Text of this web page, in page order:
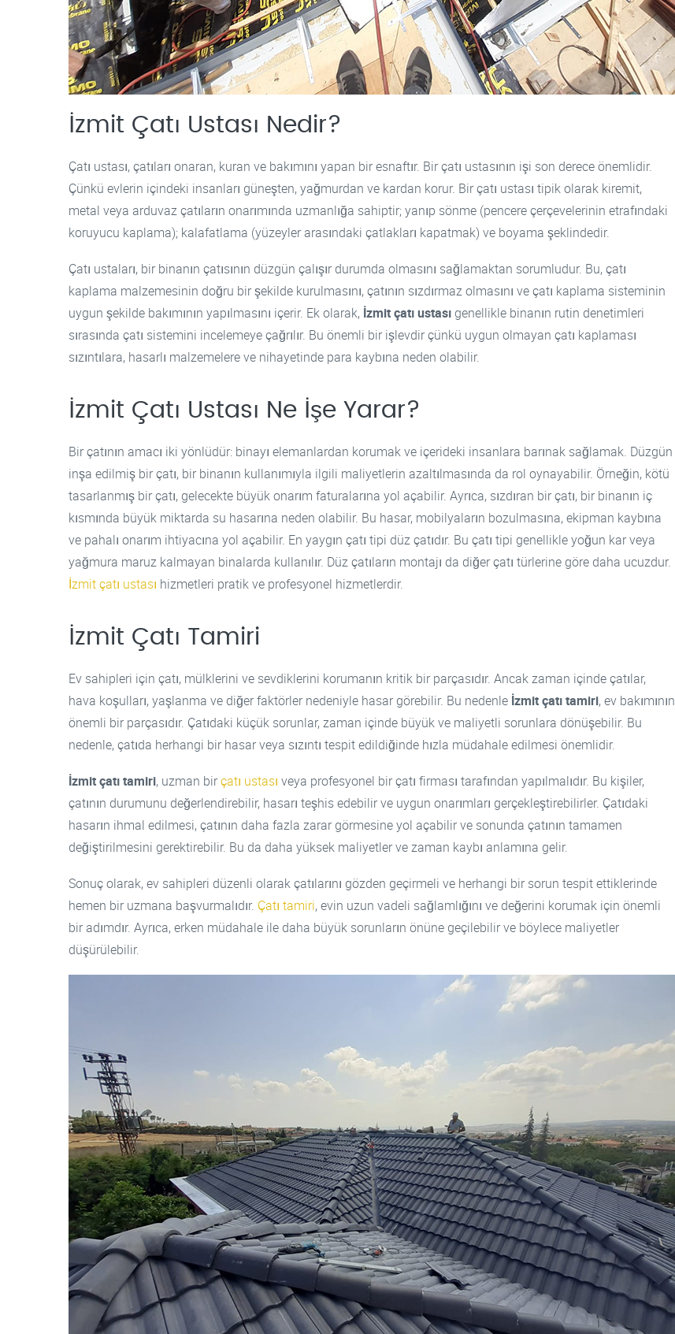
İzmit Çatı Ustası Nedir?
Çatı ustası, çatıları onaran, kuran ve bakımını yapan bir esnaftır. Bir çatı ustasının işi son derece önemlidir.
Çünkü evlerin içindeki insanları güneşten, yağmurdan ve kardan korur. Bir çatı ustası tipik olarak kiremit,
metal veya arduvaz çatıların onarımında uzmanlığa sahiptir; yanıp sönme (pencere çerçevelerinin etrafındaki
koruyucu kaplama); kalafatlama (yüzeyler arasındaki çatlakları kapatmak) ve boyama şeklindedir.
Çatı ustaları, bir binanın çatısının düzgün çalışır durumda olmasını sağlamaktan sorumludur. Bu, çatı
kaplama malzemesinin doğru bir şekilde kurulmasını, çatının sızdırmaz olmasını ve çatı kaplama sisteminin
uygun şekilde bakımının yapılmasını içerir. Ek olarak, İzmit çatı ustası genellikle binanın rutin denetimleri
sırasında çatı sistemini incelemeye çağrılır. Bu önemli bir işlevdir çünkü uygun olmayan çatı kaplaması
sızıntılara, hasarlı malzemelere ve nihayetinde para kaybına neden olabilir.
İzmit Çatı Ustası Ne İşe Yarar?
Bir çatının amacı iki yönlüdür: binayı elemanlardan korumak ve içerideki insanlara barınak sağlamak. Düzgün
inşa edilmiş bir çatı, bir binanın kullanımıyla ilgili maliyetlerin azaltılmasında da rol oynayabilir. Örneğin, kötü
tasarlanmış bir çatı, gelecekte büyük onarım faturalarına yol açabilir. Ayrıca, sızdıran bir çatı, bir binanın iç
kısmında büyük miktarda su hasarına neden olabilir. Bu hasar, mobilyaların bozulmasına, ekipman kaybına
ve pahalı onarım ihtiyacına yol açabilir. En yaygın çatı tipi düz çatıdır. Bu çatı tipi genellikle yoğun kar veya
yağmura maruz kalmayan binalarda kullanılır. Düz çatıların montajı da diğer çatı türlerine göre daha ucuzdur.
İzmit çatı ustası hizmetleri pratik ve profesyonel hizmetlerdir.
İzmit Çatı Tamiri
Ev sahipleri için çatı, mülklerini ve sevdiklerini korumanın kritik bir parçasıdır. Ancak zaman içinde çatılar,
hava koşulları, yaşlanma ve diğer faktörler nedeniyle hasar görebilir. Bu nedenle İzmit çatı tamiri, ev bakımının
önemli bir parçasıdır. Çatıdaki küçük sorunlar, zaman içinde büyük ve maliyetli sorunlara dönüşebilir. Bu
nedenle, çatıda herhangi bir hasar veya sızıntı tespit edildiğinde hızla müdahale edilmesi önemlidir.
İzmit çatı tamiri, uzman birçatı ustası veya profesyonel bir çatı firması tarafından yapılmalıdır. Bu kişiler,
çatının durumunu değerlendirebilir, hasarı teşhis edebilir ve uygun onarımları gerçekleştirebilirler. Çatıdaki
hasarın ihmal edilmesi, çatının daha fazla zarar görmesine yol açabilir ve sonunda çatının tamamen
değiştirilmesini gerektirebilir. Bu da daha yüksek maliyetler ve zaman kaybı anlamına gelir.
Sonuç olarak, ev sahipleri düzenli olarak çatılarını gözden geçirmeli ve herhangi bir sorun tespit ettiklerinde
hemen bir uzmana başvurmalıdır. Çatı tamiri, evin uzun vadeli sağlamlığını ve değerini korumak için önemli
bir adımdır. Ayrıca, erken müdahale ile daha büyük sorunların önüne geçilebilir ve böylece maliyetler
düşürülebilir.